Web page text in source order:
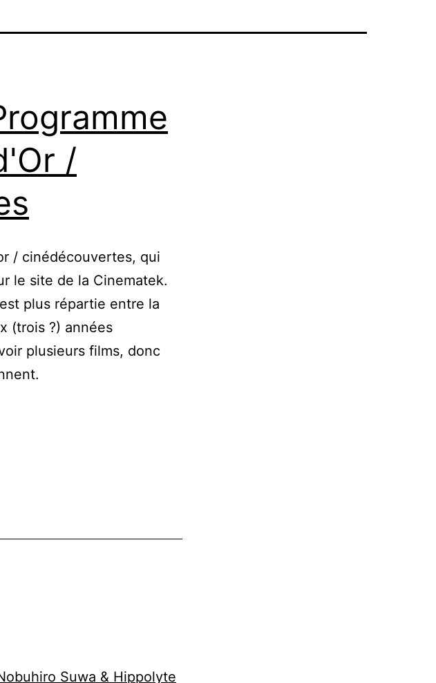
/
/ cinédécouvertes, qui
le site de la Cinematek.
plus répartie entre la
(trois ?) années
plusieurs films, donc
Suwa & Hippolyte